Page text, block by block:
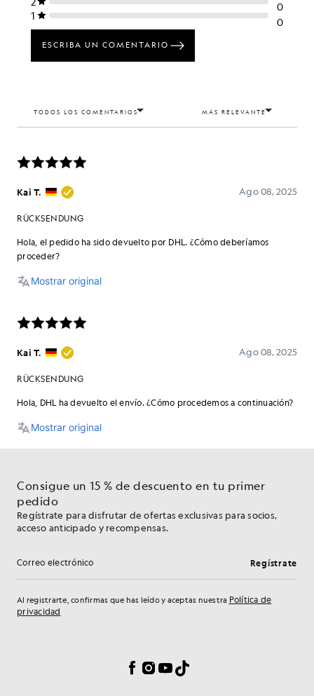
Consigue un 15 % de descuento en tu primer
pedido
Regístrate para disfrutar de ofertas exclusivas para socios,
acceso anticipado y recompensas.
Dirección de correo electrónico Regístrate
Al registrarte, confirmas que has leído y aceptas nuestra Política de
privacidad
Facebook
Instagram
YouTube
TikTok